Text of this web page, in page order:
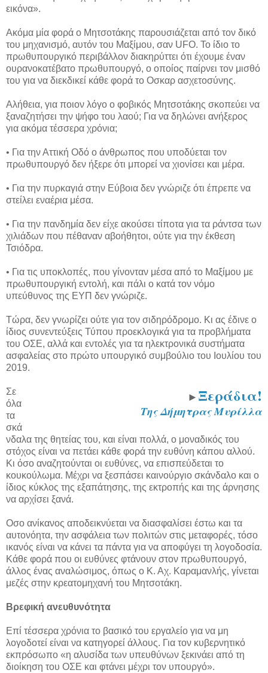
εικόνα».
Ακόμα μία φορά ο Μητσοτάκης παρουσιάζεται από τον δικό
του μηχανισμό, αυτόν του Μαξίμου, σαν UFO. Το ίδιο το
πρωθυπουργικό περιβάλλον διακηρύττει ότι έχουμε έναν
ουρανοκατέβατο πρωθυπουργό, ο οποίος παίρνει τον μισθό
του για να διεκδικεί κάθε φορά το Οσκαρ ασχετοσύνης.
Αλήθεια, για ποιον λόγο ο φοβικός Μητσοτάκης σκοπεύει να
ξαναζητήσει την ψήφο του λαού; Για να δηλώνει ανήξερος
για ακόμα τέσσερα χρόνια;
• Για την Αττική Οδό ο άνθρωπος που υποδύεται τον
πρωθυπουργό δεν ήξερε ότι μπορεί να χιονίσει και μέρα.
• Για την πυρκαγιά στην Εύβοια δεν γνώριζε ότι έπρεπε να
στείλει εναέρια μέσα.
• Για την πανδημία δεν είχε ακούσει τίποτα για τα ράντσα των
χιλιάδων που πέθαναν αβοήθητοι, ούτε για την έκθεση
Τσιόδρα.
• Για τις υποκλοπές, που γίνονταν μέσα από το Μαξίμου με
πρωθυπουργική εντολή, και πάλι ο κατά τον νόμο
υπεύθυνος της ΕΥΠ δεν γνώριζε.
Τώρα, δεν γνωρίζει ούτε για τον σιδηρόδρομο. Κι ας έδινε ο
ίδιος συνεντεύξεις Τύπου προεκλογικά για τα προβλήματα
του ΟΣΕ, αλλά και εντολές για τα ηλεκτρονικά συστήματα
ασφαλείας στο πρώτο υπουργικό συμβούλιο του Ιουλίου του
2019.
►Ξεράδια!
Της Δήμητρας Μυρίλλα
Σε
όλα
τα
σκά
νδαλα της θητείας του, και είναι πολλά, ο μοναδικός του
στόχος είναι να πετάει κάθε φορά την ευθύνη κάπου αλλού.
Κι όσο αναζητούνται οι ευθύνες, να επισπεύδεται το
κουκούλωμα. Μέχρι να ξεσπάσει καινούργιο σκάνδαλο και ο
ίδιος κύκλος της εξαπάτησης, της εκτροπής και της άρνησης
να αρχίσει ξανά.
Οσο ανίκανος αποδεικνύεται να διασφαλίσει έστω και τα
αυτονόητα, την ασφάλεια των πολιτών στις μεταφορές, τόσο
ικανός είναι να κάνει τα πάντα για να αποφύγει τη λογοδοσία.
Κάθε φορά που οι ευθύνες φτάνουν στον πρωθυπουργό,
άλλος ένας αναλώσιμος, όπως ο Κ. Αχ. Καραμανλής, γίνεται
μεζές στην κρεατομηχανή του Μητσοτάκη.
Βρεφική ανευθυνότητα
Επί τέσσερα χρόνια το βασικό του εργαλείο για να μη
λογοδοτεί είναι να κατηγορεί άλλους. Για τον κυβερνητικό
εκπρόσωπο «η αλυσίδα των υπευθύνων ξεκινάει από τη
διοίκηση του ΟΣΕ και φτάνει μέχρι τον υπουργό».